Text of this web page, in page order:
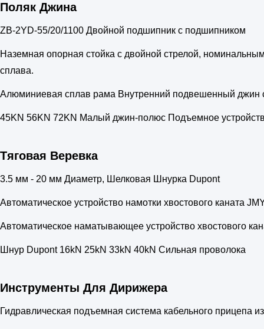
Поляк Джина
ZB-2YD-55/20/1100 Двойной подшипник с подшипником
Наземная опорная стойка с двойной стрелой,
сплава.
Алюминиевая сплав рама Внутренний подвешенный джин
45KN 56KN 72KN Малый джин-полюс Подъемное
Тяговая Веревка
3.5 мм - 20 мм Диаметр, Шелковая Шнурка Dupont
Автоматическое устройство намотки хвостового каната
Автоматическое наматывающее устройство хвостового
Шнур Dupont 16kN 25kN 33kN 40kN Сильная проволока
Инструменты Для Дирижера
Гидравлическая подъемная система кабельного прицепа